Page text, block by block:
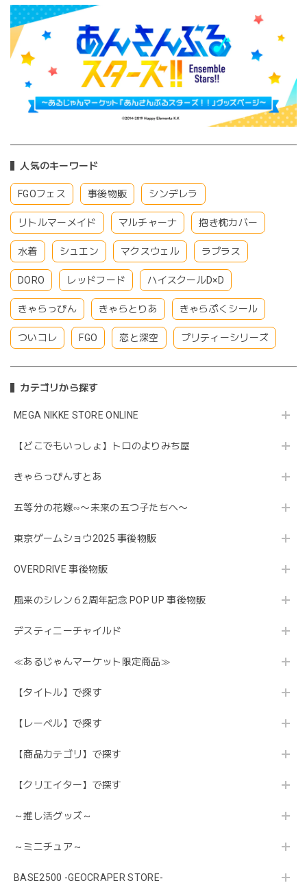
人気のキーワード
FGOフェス 事後物販 シンデレラ
リトルマーメイド マルチャーナ 抱き枕カバー
水着 シュエン マクスウェル ラプラス
DORO レッドフード ハイスクールD×D
きゃらっぴん きゃらとりあ きゃらぷくシール
ついコレ FGO 恋と深空 プリティーシリーズ
カテゴリから探す
MEGA NIKKE STORE ONLINE
【どこでもいっしょ】トロのよりみち屋
きゃらっぴんすとあ
五等分の花嫁∽〜未来の五つ子たちへ〜
東京ゲームショウ2025 事後物販
OVERDRIVE 事後物販
風来のシレン６2周年記念 POP UP 事後物販
デスティニーチャイルド
≪あるじゃんマーケット限定商品≫
【タイトル】で探す
【レーベル】で探す
【商品カテゴリ】で探す
【クリエイター】で探す
～推し活グッズ～
～ミニチュア～
BASE2500 -GEOCRAPER STORE-